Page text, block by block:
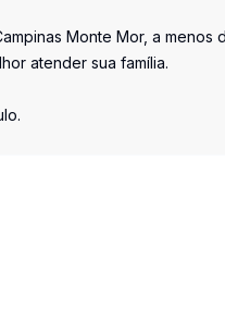
Monte Mor, a menos
atender sua família.